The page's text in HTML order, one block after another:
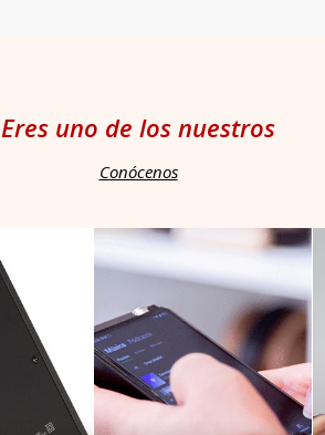
Eres uno de los nuestros
Conócenos